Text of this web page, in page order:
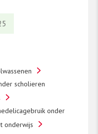
scholieren
onder
onderwijs